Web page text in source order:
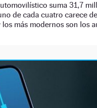
suma 31,7
de cada cuatro carece
más modernos son los